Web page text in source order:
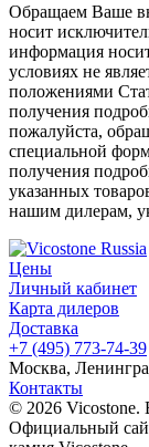
Обращаем Ваше
носит
информация
условиях не
положениями
получения
пожалуйста,
специальной
получения
указанных
нашим дилерам,
Цены
Личный кабинет
Карта дилеров
Доставка
+7 (495) 773-74-39
Москва,
Контакты
© 2026 Vicostone.
Официальный